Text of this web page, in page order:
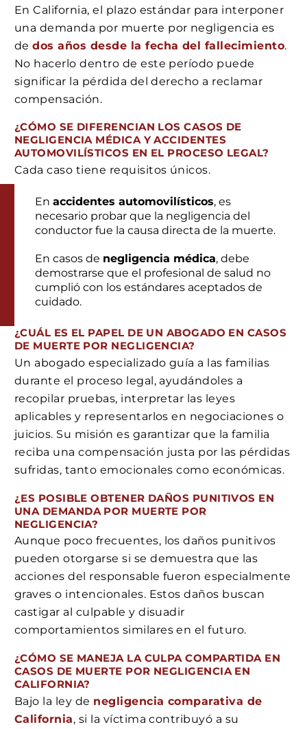
En California, el plazo estándar para interponer
una demanda por muerte por negligencia es
dedos años desde la fecha del fallecimiento.
No hacerlo dentro de este período puede
significar la pérdida del derecho a reclamar
compensación.
¿CÓMO SE DIFERENCIAN LOS CASOS DE
NEGLIGENCIA MÉDICA Y ACCIDENTES
AUTOMOVILÍSTICOS EN EL PROCESO LEGAL?
Cada caso tiene requisitos únicos.
En accidentes automovilísticos, es
necesario probar que la negligencia del
conductor fue la causa directa de la muerte.
En casos de negligencia médica, debe
demostrarse que el profesional de salud no
cumplió con los estándares aceptados de
cuidado.
¿CUÁL ES EL PAPEL DE UN ABOGADO EN CASOS
DE MUERTE POR NEGLIGENCIA?
Un abogado especializado guía a las familias
durante el proceso legal, ayudándoles a
recopilar pruebas, interpretar las leyes
aplicables y representarlos en negociaciones o
juicios. Su misión es garantizar que la familia
reciba una compensación justa por las pérdidas
sufridas, tanto emocionales como económicas.
¿ES POSIBLE OBTENER DAÑOS PUNITIVOS EN
UNA DEMANDA POR MUERTE POR
NEGLIGENCIA?
Aunque poco frecuentes, los daños punitivos
pueden otorgarse si se demuestra que las
acciones del responsable fueron especialmente
graves o intencionales. Estos daños buscan
castigar al culpable y disuadir
comportamientos similares en el futuro.
¿CÓMO SE MANEJA LA CULPA COMPARTIDA EN
CASOS DE MUERTE POR NEGLIGENCIA EN
CALIFORNIA?
Bajo la ley de negligencia comparativa de
California, si la víctima contribuyó a su